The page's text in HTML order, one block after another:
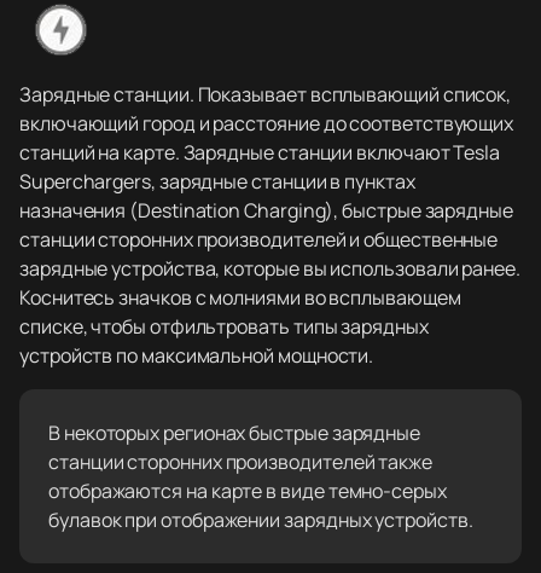
Зарядные станции. Показывает всплывающий список,
включающий город и расстояние до соответствующих
станций на карте. Зарядные станции включают Tesla
Superchargers, зарядные станции в пунктах
назначения (Destination Charging), быстрые зарядные
станции сторонних производителей и общественные
зарядные устройства, которые вы использовали ранее.
Коснитесь значков с молниями во всплывающем
списке, чтобы отфильтровать типы зарядных
устройств по максимальной мощности.
В некоторых регионах быстрые зарядные
станции сторонних производителей также
отображаются на карте в виде темно-серых
булавок при отображении зарядных устройств.